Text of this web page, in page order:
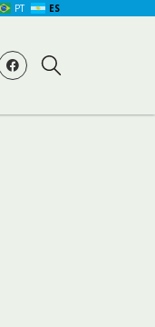
PT ES